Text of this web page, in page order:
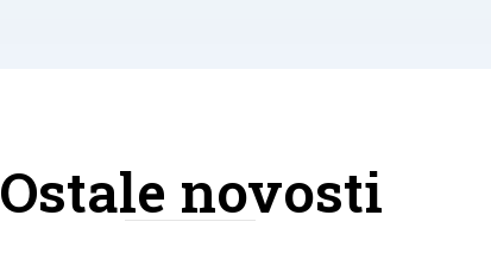
Ostale novosti